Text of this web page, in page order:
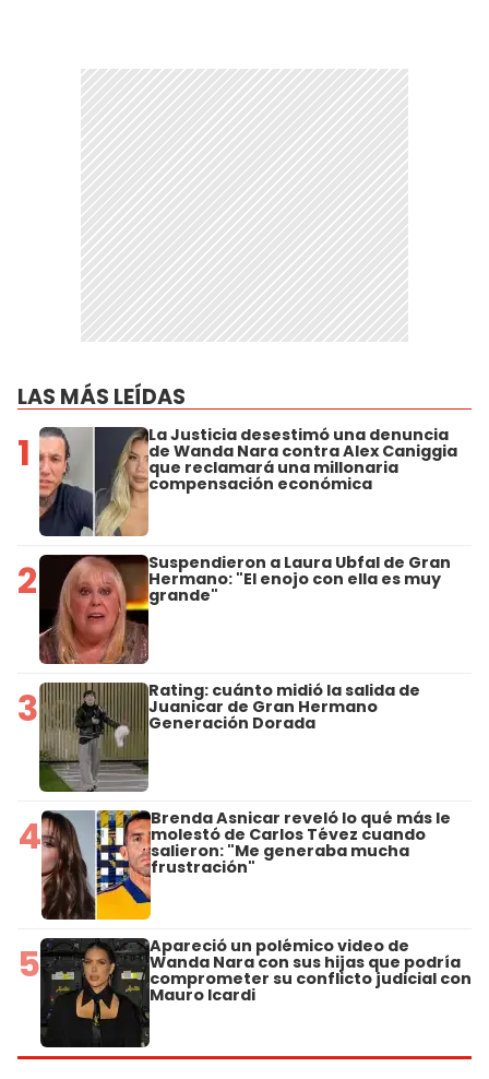
LAS MÁS LEÍDAS
1 La Justicia desestimó una denuncia
de Wanda Nara contra Alex Caniggia
que reclamará una millonaria
compensación económica
2 Suspendieron a Laura Ubfal de Gran
Hermano: "El enojo con ella es muy
grande"
3 Rating: cuánto midió la salida de
Juanicar de Gran Hermano
Generación Dorada
4 Brenda Asnicar reveló lo qué más le
molestó de Carlos Tévez cuando
salieron: "Me generaba mucha
frustración"
5 Apareció un polémico video de
Wanda Nara con sus hijas que podría
comprometer su conflicto judicial con
Mauro Icardi